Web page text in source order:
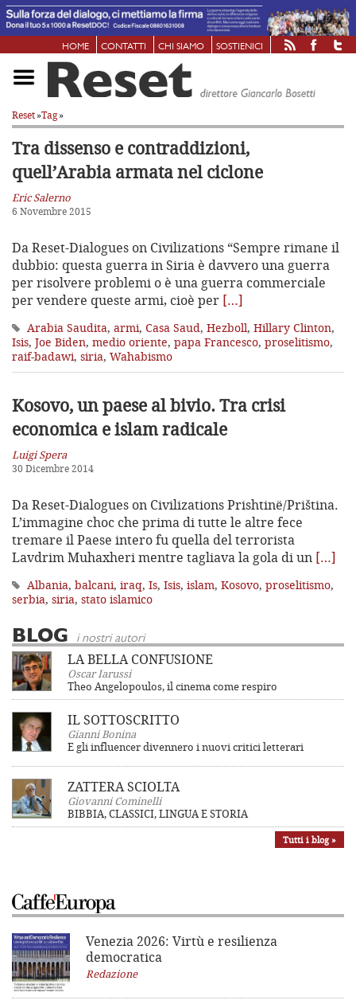
HOME CONTATTI CHI SIAMO SOSTIENICI
Reset»Tag»
Tra dissenso e contraddizioni,
quell’Arabia armata nel ciclone
Eric Salerno
6 Novembre 2015
Da Reset-Dialogues on Civilizations “Sempre rimane il
dubbio: questa guerra in Siria è davvero una guerra
per risolvere problemi o è una guerra commerciale
per vendere queste armi, cioè per […]
Arabia Saudita, armi, Casa Saud, Hezboll, Hillary Clinton,
Isis, Joe Biden, medio oriente, papa Francesco, proselitismo,
raif-badawi, siria, Wahabismo
Kosovo, un paese al bivio. Tra crisi
economica e islam radicale
Luigi Spera
30 Dicembre 2014
Da Reset-Dialogues on Civilizations Prishtinë/Priština.
L’immagine choc che prima di tutte le altre fece
tremare il Paese intero fu quella del terrorista
Lavdrim Muhaxheri mentre tagliava la gola di un […]
Albania, balcani, iraq, Is, Isis, islam, Kosovo, proselitismo,
serbia, siria, stato islamico
BLOG i nostri autori
LA BELLA CONFUSIONE
Oscar Iarussi
Theo Angelopoulos, il cinema come respiro
IL SOTTOSCRITTO
Gianni Bonina
E gli influencer divennero i nuovi critici letterari
ZATTERA SCIOLTA
Giovanni Cominelli
BIBBIA, CLASSICI, LINGUA E STORIA
Tutti i blog »
Venezia 2026: Virtù e resilienza
democratica
Redazione